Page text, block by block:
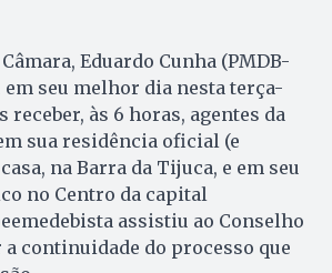
Eduardo Cunha (PMDB-
em seu melhor dia nesta terça-
receber, às 6 horas, agentes da
sua residência oficial (e
na Barra da Tijuca, e em seu
no Centro da capital
assistiu ao Conselho
a continuidade do processo que